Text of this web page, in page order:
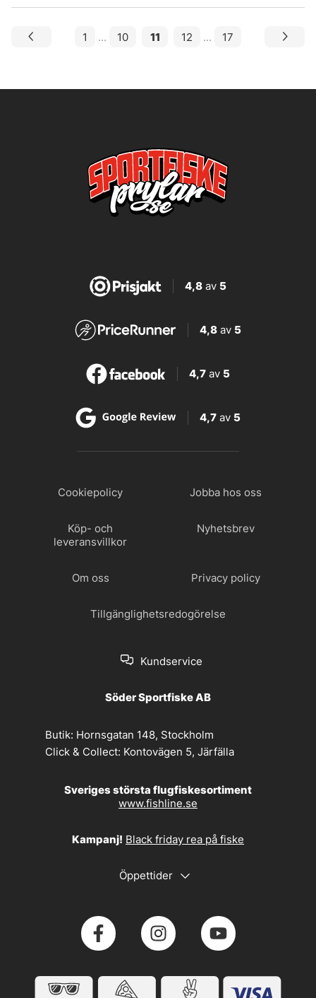
1 ... 10 11 12 ... 17
4,8av 5
4,8 av 5
4,7 av 5
4,7 av 5
Cookiepolicy Jobba hos oss
Köp- och
leveransvillkor
Nyhetsbrev
Om oss Privacy policy
Tillgänglighetsredogörelse
Kundservice
Söder Sportfiske AB
Butik: Hornsgatan 148, Stockholm
Click & Collect: Kontovägen 5, Järfälla
Sveriges största flugfiskesortiment
www.fishline.se
Kampanj! Black friday rea på fiske
Öppettider